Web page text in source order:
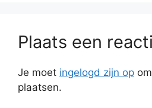
Plaats een
Je moet ingelogd zijn op
plaatsen.